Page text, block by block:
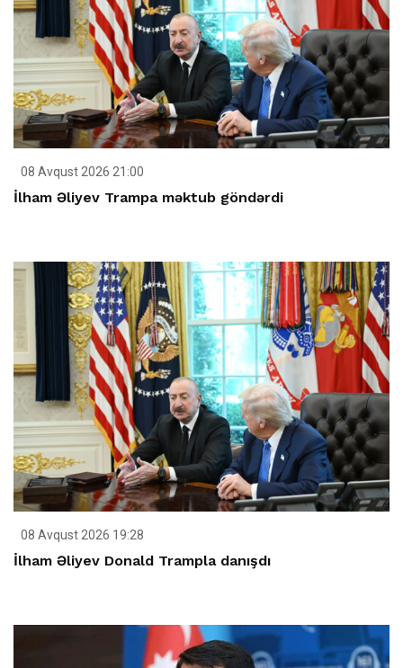
08 Avqust 2026 21:00
İlham Əliyev Trampa məktub göndərdi
08 Avqust 2026 19:28
İlham Əliyev Donald Trampla danışdı